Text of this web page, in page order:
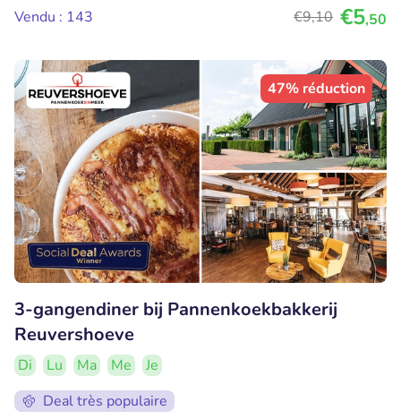
Vendu : 143
€9,10 €5,50
47% réduction
3-gangendiner bij Pannenkoekbakkerij
Reuvershoeve
Di Lu Ma Me
Je
Deal très populaire